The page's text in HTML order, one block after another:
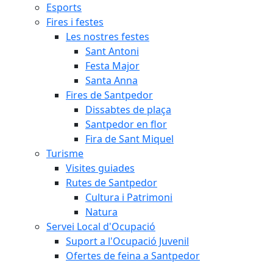
Esports
Fires i festes
Les nostres festes
Sant Antoni
Festa Major
Santa Anna
Fires de Santpedor
Dissabtes de plaça
Santpedor en flor
Fira de Sant Miquel
Turisme
Visites guiades
Rutes de Santpedor
Cultura i Patrimoni
Natura
Servei Local d'Ocupació
Suport a l'Ocupació Juvenil
Ofertes de feina a Santpedor